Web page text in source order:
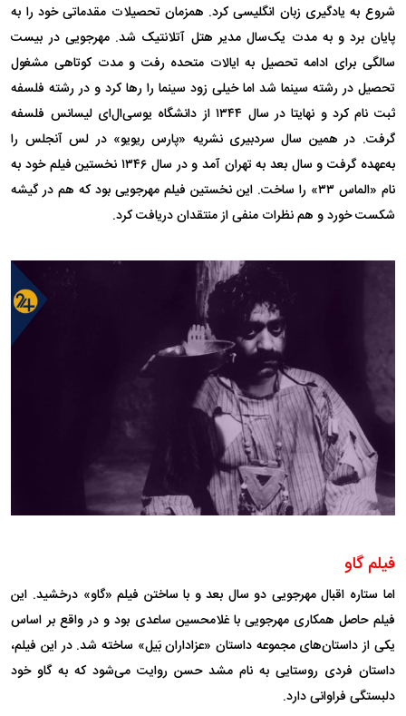
شروع به یادگیری زبان انگلیسی کرد. همزمان تحصیلات مقدماتی خود را به
پایان برد و به مدت یک‌سال مدیر هتل آتلانتیک شد. مهرجویی در بیست
سالگی برای ادامه تحصیل به ایالات متحده رفت و مدت کوتاهی مشغول
تحصیل در رشته سینما شد اما خیلی زود سینما را رها کرد و در رشته فلسفه
ثبت نام کرد و نهایتا در سال ۱۳۴۴ از دانشگاه یوسی‌ال‌ای لیسانس فلسفه
گرفت. در همین سال سردبیری نشریه «پارس ریویو» در لس آنجلس را
به‌عهده گرفت و سال بعد به تهران آمد و در سال ۱۳۴۶ نخستین فیلم خود به
نام «الماس ۳۳» را ساخت. این نخستین فیلم مهرجویی بود که هم در گیشه
شکست خورد و هم نظرات منفی از منتقدان دریافت کرد.
فیلم گاو
اما ستاره اقبال مهرجویی دو سال بعد و با ساختن فیلم «گاو» درخشید. این
فیلم حاصل همکاری مهرجویی با غلامحسین ساعدی بود و در واقع بر اساس
یکی از داستان‌های مجموعه داستان «عزاداران بَیل» ساخته شد. در این فیلم،
داستان فردی روستایی به نام مشد حسن روایت می‌شود که به گاو خود
دلبستگی فراوانی دارد.